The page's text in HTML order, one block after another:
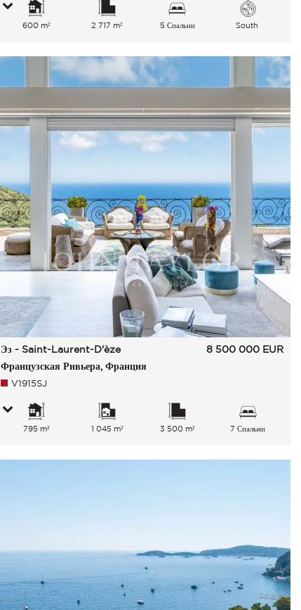
600 m² 2 717 m² 5 Спальни South
Эз - Saint-Laurent-D'èze
Французская Ривьера, Франция
8 500 000 EUR
V1915SJ
795 m² 1 045 m² 3 500 m² 7 Спальни